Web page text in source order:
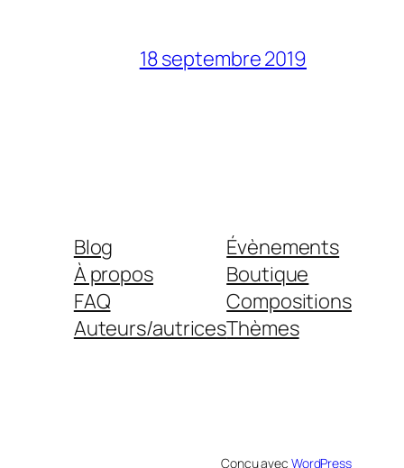
18 septembre 2019
Blog
À propos
FAQ
Auteurs/autrices
Évènements
Boutique
Compositions
Thèmes
Conçu avec WordPress